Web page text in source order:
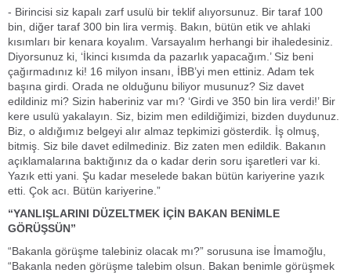
- Birincisi siz kapalı zarf usulü bir teklif alıyorsunuz. Bir taraf 100
bin, diğer taraf 300 bin lira vermiş. Bakın, bütün etik ve ahlaki
kısımları bir kenara koyalım. Varsayalım herhangi bir ihaledesiniz.
Diyorsunuz ki, ‘İkinci kısımda da pazarlık yapacağım.’ Siz beni
çağırmadınız ki! 16 milyon insanı, İBB’yi men ettiniz. Adam tek
başına girdi. Orada ne olduğunu biliyor musunuz? Siz davet
edildiniz mi? Sizin haberiniz var mı? ‘Girdi ve 350 bin lira verdi!’ Bir
kere usulü yakalayın. Siz, bizim men edildiğimizi, bizden duydunuz.
Biz, o aldığımız belgeyi alır almaz tepkimizi gösterdik. İş olmuş,
bitmiş. Siz bile davet edilmediniz. Biz zaten men edildik. Bakanın
açıklamalarına baktığınız da o kadar derin soru işaretleri var ki.
Yazık etti yani. Şu kadar meselede bakan bütün kariyerine yazık
etti. Çok acı. Bütün kariyerine.”
“YANLIŞLARINI DÜZELTMEK İÇİN BAKAN BENİMLE
GÖRÜŞSÜN”
“Bakanla görüşme talebiniz olacak mı?” sorusuna ise İmamoğlu,
“Bakanla neden görüşme talebim olsun. Bakan benimle görüşmek